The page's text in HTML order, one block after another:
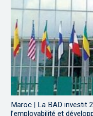
Maroc | La BAD investit
l’employabilité et